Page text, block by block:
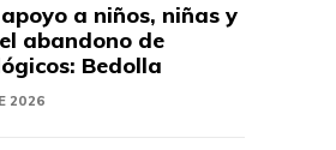
a niños, niñas y
abandono de
Bedolla
2026